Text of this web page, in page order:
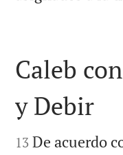

Caleb
y Debir

13 De acuerdo